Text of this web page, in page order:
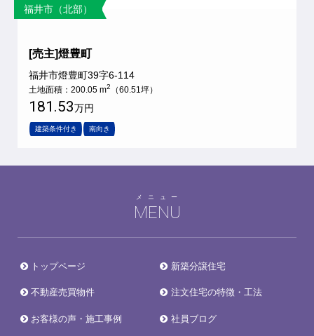
福井市（北部）
[売主]燈豊町
福井市燈豊町39字6-114
土地面積：200.05 m2 （60.51坪）
181.53万円
建築条件付き 南向き
MENU
メニュー
トップページ 新築分譲住宅
不動産売買物件 注文住宅の特徴・工法
お客様の声・施工事例 社員ブログ